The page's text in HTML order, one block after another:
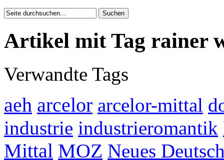
Artikel mit Tag rainer
Verwandte Tags
aeh arcelor arcelor-mittal
industrie industrieromantik
Mittal MOZ Neues